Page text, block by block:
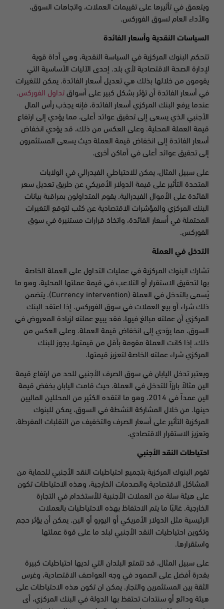
ويتعمق في تأثيرها على تقييمات العملات، واتجاهات السوق،
والأداء العام لسوق الفوركس.
السياسات النقدية وأسعار الفائدة
تتحكم البنوك المركزية في السياسة النقدية، وهي أداة قوية
لإدارة الصحة الاقتصادية لأي بلد. إحدى الآليات الأساسية التي
يقومون من خلالها بذلك هي تعديل أسعار الفائدة. يمكن للتغيرات
في أسعار الفائدة أن تؤثر بشكل كبير على أسواق تداول الفوركس.
عندما يرفع البنك المركزي أسعار الفائدة، فإنه يجذب رأس المال
الأجنبي الذي يسعى إلى تحقيق عوائد أعلى، مما يؤدي إلى ارتفاع
قيمة العملة المحلية. وعلى العكس من ذلك، قد يؤدي انخفاض
أسعار الفائدة إلى انخفاض قيمة العملة حيث يسعى المستثمرون
إلى تحقيق عوائد أعلى في أماكن أخرى.
على سبيل المثال، يمكن للاحتياطي الفيدرالي في الولايات
المتحدة التأثير على قيمة الدولار الأمريكي عن طريق تعديل سعر
الفائدة على الأموال الفيدرالية. يقوم المتداولون بمراقبة بيانات
البنك المركزي والمؤشرات الاقتصادية عن كثب لتوقع التغيرات
المحتملة في أسعار الفائدة، واتخاذ قرارات مستنيرة في سوق
الفوركس.
التدخل في العملة
تشارك البنوك المركزية في عمليات التداول على العملة الخاصة
بها لتحقيق الاستقرار أو التلاعب في قيمة عملتها المحلية، وهو ما
يُسمى بالتدخل في العملة (Currency intervention). يتضمن
ذلك شراء أو بيع العملات في سوق الفوركس. إذا اعتقد البنك
المركزي أن عملته مبالغ فيها، فقد يبيع عملته لزيادة المعروض في
السوق، مما يؤدي إلى انخفاض قيمة العملة. وعلى العكس من
ذلك، إذا كانت العملة مقومة بأقل من قيمتها، يجوز للبنك
المركزي شراء عملته الخاصة لتعزيز قيمتها.
ويعتبر تدخل اليابان في سوق الصرف الأجنبي للحد من ارتفاع قيمة
الين مثالاً بارزاً للتدخل في العملة. حيث قامت اليابان بخفض قيمة
الين عمداً في 2014، وهو ما انتقده الكثير من المحللين الماليين
حينها. من خلال المشاركة النشطة في السوق، يمكن للبنوك
المركزية التأثير على أسعار الصرف والتخفيف من التقلبات المفرطة،
وتعزيز الاستقرار الاقتصادي.
احتياطات النقد الأجنبي
تقوم البنوك المركزية بتجميع احتياطيات النقد الأجنبي للحماية من
المشاكل الاقتصادية والصدمات الخارجية، وهذه الاحتياطات تكون
على هيئة سلة من العملات الأجنبية للأستخدام في التجارة
الخارجية. غالبًا ما يتم الاحتفاظ بهذه الاحتياطيات بالعملات
الرئيسية مثل الدولار الأمريكي أو اليورو أو الين. يمكن أن يؤثر حجم
وتكوين احتياطيات النقد الأجنبي لبلد ما على قوة عملتها
واستقرارها.
على سبيل المثال، قد تتمتع البلدان التي لديها احتياطيات كبيرة
بقدرة أفضل على الصمود في وجه العواصف الاقتصادية، وغرس
الثقة بين المستثمرين والتجار. يمكن ان تكون هذه الاحتياطات على
هيئة ودائع أو سنتدات تحتفظ بها الدولة في البنك المركزي، أى